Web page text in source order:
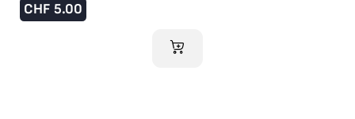
CHF 5.00
AJOUTER AU PANIER